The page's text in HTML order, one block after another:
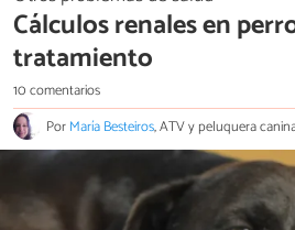
Cálculos renales en
tratamiento
10 comentarios
PorMaría Besteiros, ATV y peluquera